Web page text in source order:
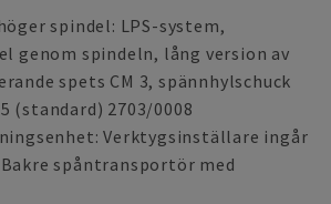
spindel: LPS-system,
genom spindeln, lång version av
spets CM 3, spännhylschuck
(standard) 2703/0008
Verktygsinställare ingår
spåntransportör med